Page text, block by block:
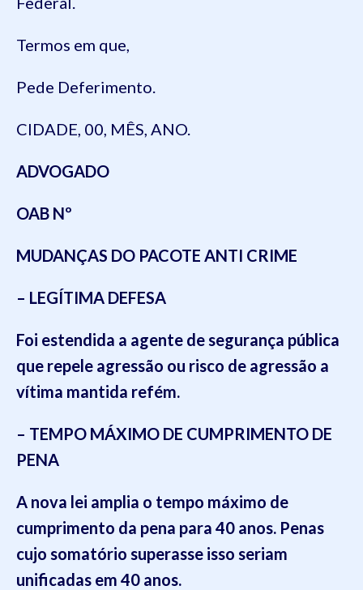
Termos em que,
Pede Deferimento.
CIDADE, 00, MÊS, ANO.
ADVOGADO
OAB Nº
MUDANÇAS DO PACOTE ANTI CRIME
– LEGÍTIMA DEFESA
Foi estendida a agente de segurança pública
que repele agressão ou risco de agressão a
vítima mantida refém.
– TEMPO MÁXIMO DE CUMPRIMENTO DE
PENA
A nova lei amplia o tempo máximo de
cumprimento da pena para 40 anos. Penas
cujo somatório superasse isso seriam
unificadas em 40 anos.